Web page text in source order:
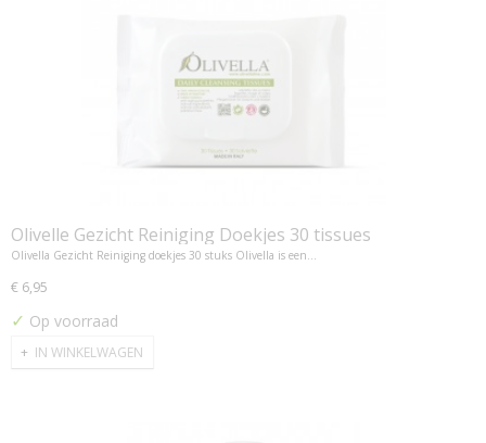
Olivelle Gezicht Reiniging Doekjes 30 tissues
Olivella Gezicht Reiniging doekjes 30 stuks Olivella is een…
€ 6,95
✓ Op voorraad
IN WINKELWAGEN